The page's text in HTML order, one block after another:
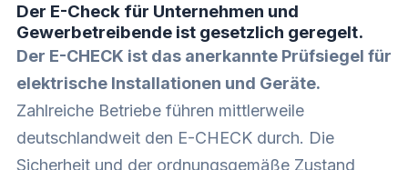
Der E-Check für Unternehmen und
Gewerbetreibende ist gesetzlich geregelt.
Der E-CHECK ist das anerkannte Prüfsiegel für
elektrische Installationen und Geräte.
Zahlreiche Betriebe führen mittlerweile
deutschlandweit den E-CHECK durch. Die
Sicherheit und der ordnungsgemäße Zustand